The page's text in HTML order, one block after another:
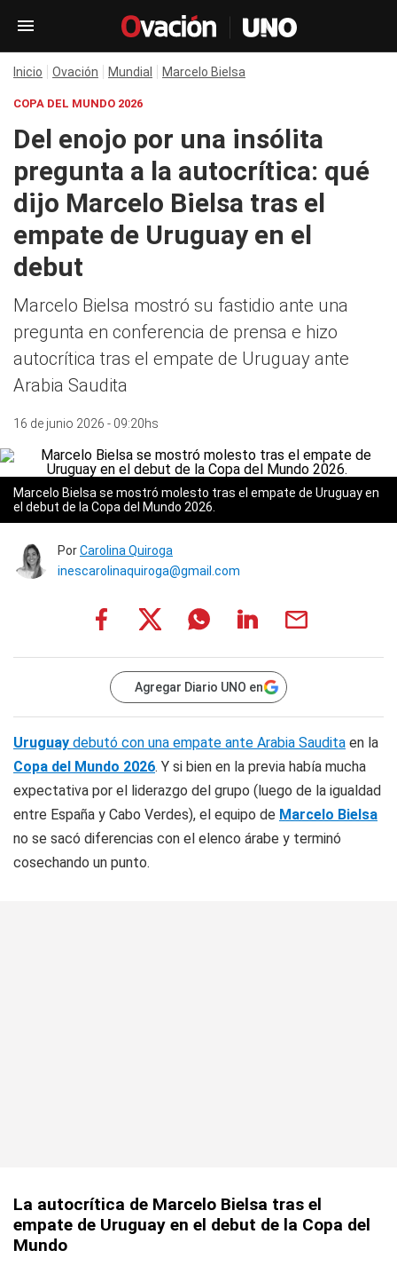
Inicio Ovación Mundial Marcelo Bielsa
COPA DEL MUNDO 2026
Del enojo por una insólita
pregunta a la autocrítica: qué
dijo Marcelo Bielsa tras el
empate de Uruguay en el
debut
Marcelo Bielsa mostró su fastidio ante una
pregunta en conferencia de prensa e hizo
autocrítica tras el empate de Uruguay ante
Arabia Saudita
16 de junio 2026 - 09:20hs
Marcelo Bielsa se mostró molesto tras el empate de Uruguay en
el debut de la Copa del Mundo 2026.
PorCarolina Quiroga
inescarolinaquiroga@gmail.com
Agregar Diario UNO en
Uruguay debutó con una empate ante Arabia Saudita en la
Copa del Mundo 2026. Y si bien en la previa había mucha
expectativa por el liderazgo del grupo (luego de la igualdad
entre España y Cabo Verdes), el equipo de Marcelo Bielsa
no se sacó diferencias con el elenco árabe y terminó
cosechando un punto.
La autocrítica de Marcelo Bielsa tras el
empate de Uruguay en el debut de la Copa del
Mundo